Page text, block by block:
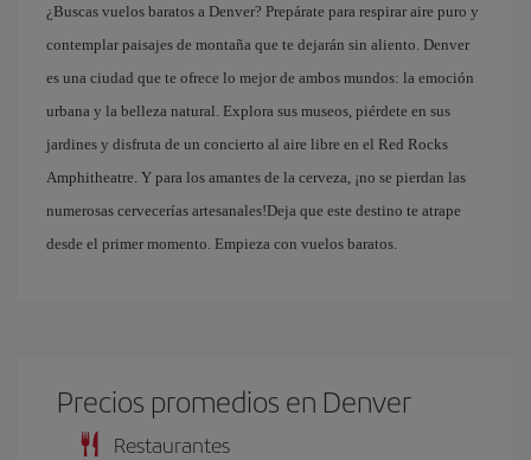
¿Buscas vuelos baratos a Denver? Prepárate para respirar aire puro y
contemplar paisajes de montaña que te dejarán sin aliento. Denver
es una ciudad que te ofrece lo mejor de ambos mundos: la emoción
urbana y la belleza natural. Explora sus museos, piérdete en sus
jardines y disfruta de un concierto al aire libre en el Red Rocks
Amphitheatre. Y para los amantes de la cerveza, ¡no se pierdan las
numerosas cervecerías artesanales!Deja que este destino te atrape
desde el primer momento. Empieza con vuelos baratos.
Precios promedios en Denver
Restaurantes